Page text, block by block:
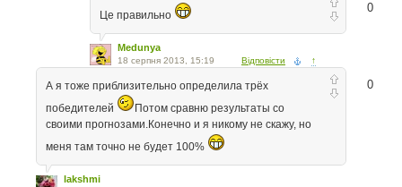
0
Це правильно
Medunya
18 серпня 2013, 15:19 Відповісти ↑
0
А я тоже приблизительно определила трёх
победителей
Потом сравню результаты со
своими прогнозами.Конечно и я никому не скажу, но
меня там точно не будет 100%
lakshmi